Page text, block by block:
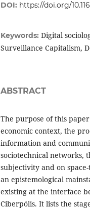
DOI: https://doi.org/
Keywords: Digital
Surveillance Capitalism,
ABSTRACT
The purpose of this
economic context, the
information and
sociotechnical networks,
subjectivity and on
an epistemological
existing at the interface
Ciberpólis. It lists the